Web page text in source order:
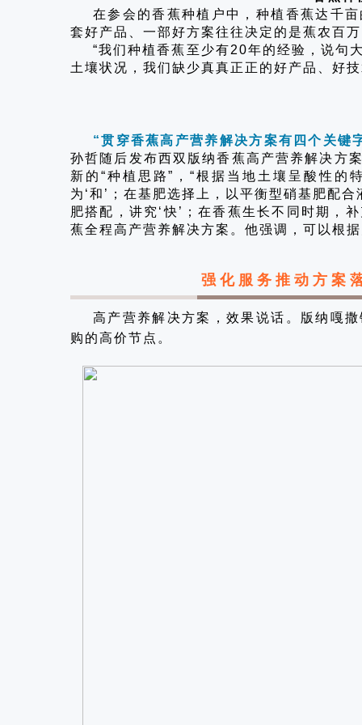
在参会的香蕉种植户中，种植香蕉达千
套好产品、一部好方案往往决定的是蕉农百
“我们种植香蕉至少有20年的经验，说句
土壤状况，我们缺少真真正正的好产品、好
“贯穿香蕉高产营养解决方案有四个关键
孙哲随后发布西双版纳香蕉高产营养解决方
新的“种植思路”，“根据当地土壤呈酸性
为‘和’；在基肥选择上，以平衡型硝基肥配
肥搭配，讲究‘快’；在香蕉生长不同时期，
蕉全程高产营养解决方案。他强调，可以根
强化服务推动方案
高产营养解决方案，效果说话。版纳嘎
购的高价节点。